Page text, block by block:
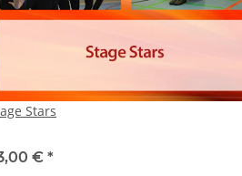
Stars
€ *